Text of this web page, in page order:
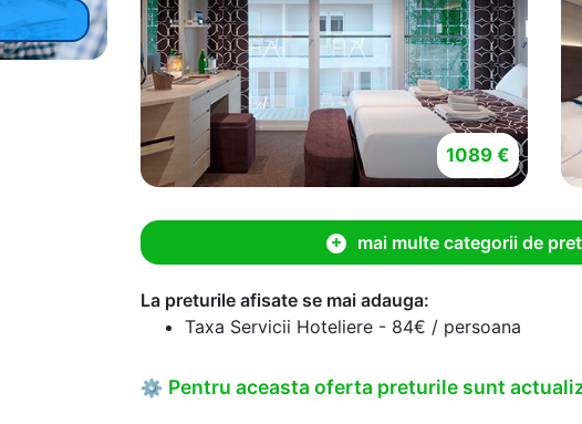
1089 €
mai multe categorii de pret
La preturile afisate se mai adauga:
Taxa Servicii Hoteliere - 84€ / persoana
⚙ Pentru aceasta oferta preturile sunt